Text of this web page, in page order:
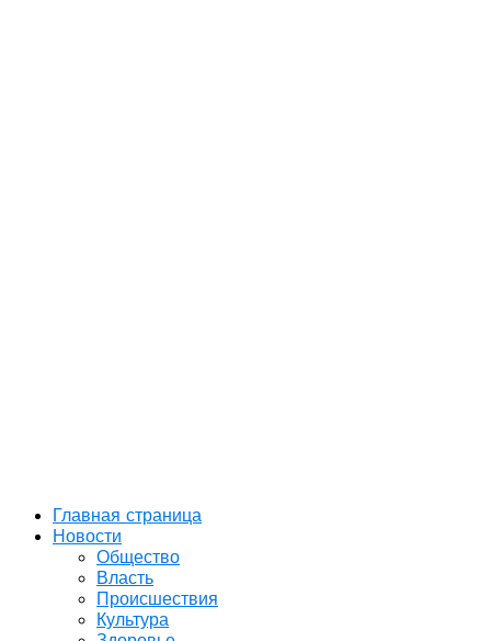
Главная страница
Новости
Общество
Власть
Происшествия
Культура